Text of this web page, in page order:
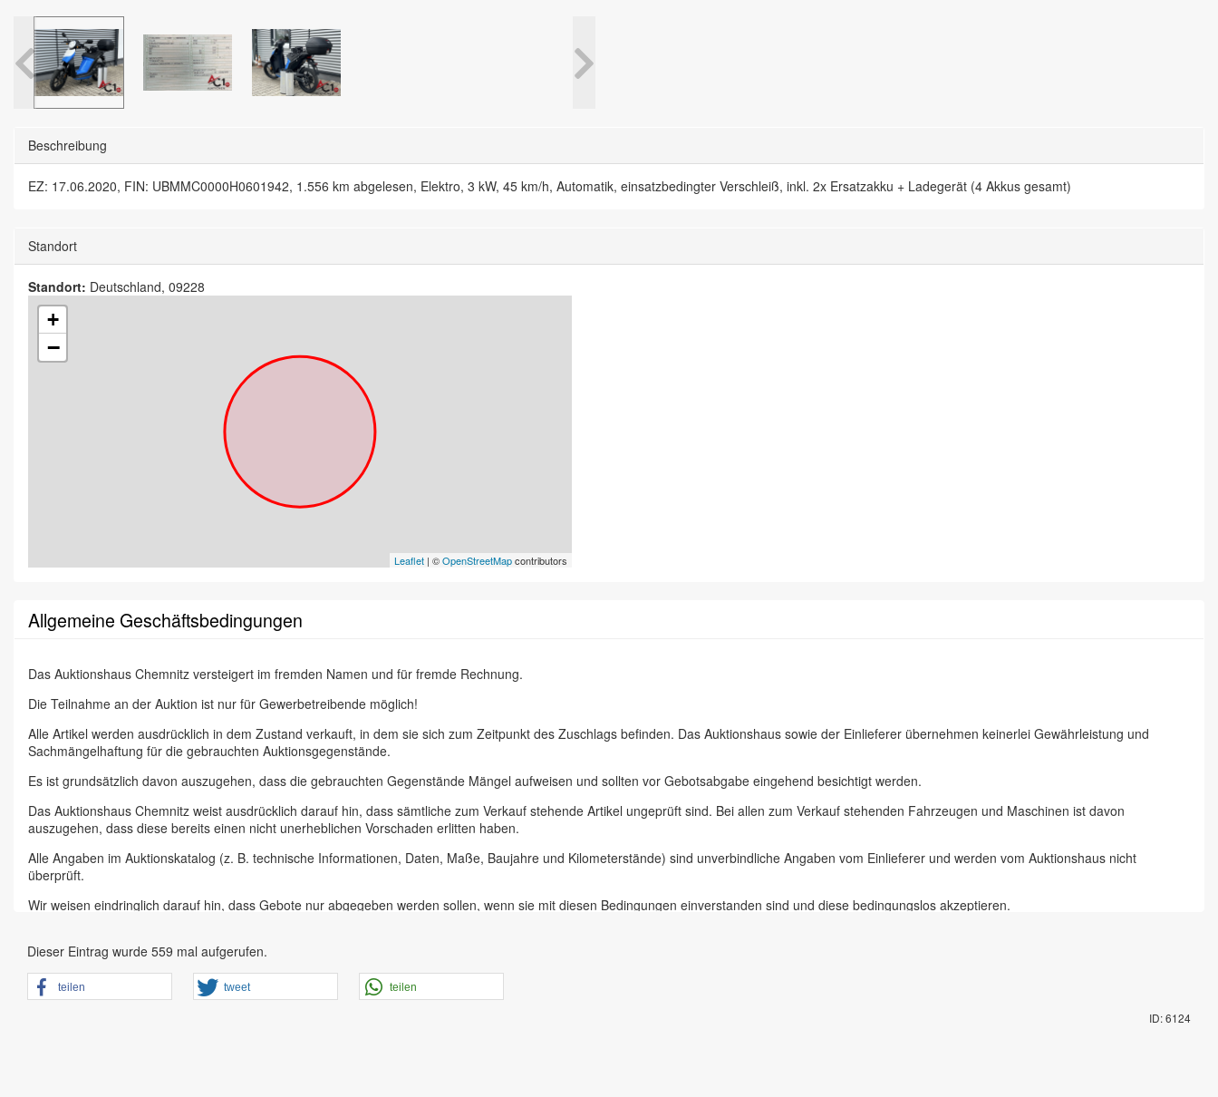
Beschreibung
EZ: 17.06.2020, FIN: UBMMC0000H0601942, 1.556 km abgelesen, Elektro, 3 kW, 45 km/h, Automatik, einsatzbedingter Verschleiß, inkl. 2x Ersatzakku + Ladegerät (4 Akkus gesamt)
Standort
Standort: Deutschland, 09228
+
−
Leaflet | ©OpenStreetMapcontributors
Allgemeine Geschäftsbedingungen
Das Auktionshaus Chemnitz versteigert im fremden Namen und für fremde Rechnung.
Die Teilnahme an der Auktion ist nur für Gewerbetreibende möglich!
Alle Artikel werden ausdrücklich in dem Zustand verkauft, in dem sie sich zum Zeitpunkt des Zuschlags befinden. Das Auktionshaus sowie der Einlieferer übernehmen keinerlei Gewährleistung und
Sachmängelhaftung für die gebrauchten Auktionsgegenstände.
Es ist grundsätzlich davon auszugehen, dass die gebrauchten Gegenstände Mängel aufweisen und sollten vor Gebotsabgabe eingehend besichtigt werden.
Das Auktionshaus Chemnitz weist ausdrücklich darauf hin, dass sämtliche zum Verkauf stehende Artikel ungeprüft sind. Bei allen zum Verkauf stehenden Fahrzeugen und Maschinen ist davon
auszugehen, dass diese bereits einen nicht unerheblichen Vorschaden erlitten haben.
Alle Angaben im Auktionskatalog (z. B. technische Informationen, Daten, Maße, Baujahre und Kilometerstände) sind unverbindliche Angaben vom Einlieferer und werden vom Auktionshaus nicht
überprüft.
Wir weisen eindringlich darauf hin, dass Gebote nur abgegeben werden sollen, wenn sie mit diesen Bedingungen einverstanden sind und diese bedingungslos akzeptieren.
Online Bieter, Bieter bei Vor-Ort-Versteigerungen direkt beim Einlieferer oder bei Insolvenzversteigerungen.
Sämtliche Neueingänge werden sofort online gestellt. Sobald ein Artikel online gestellt ist haben sie die Möglichkeit, Online-Vorgebebote abzugeben und die Artikel auf dem Auktionsgelände nach
vorheriger Anmeldung zu besichtigen.
Dieser Eintrag wurde 559 mal aufgerufen.
teilen tweet teilen
ID: 6124